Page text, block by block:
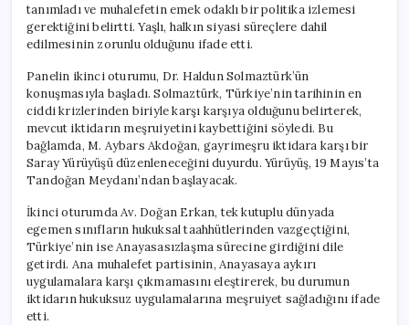
tanımladı ve muhalefetin emek odaklı bir politika izlemesi
gerektiğini belirtti. Yaşlı, halkın siyasi süreçlere dahil
edilmesinin zorunlu olduğunu ifade etti.
Panelin ikinci oturumu, Dr. Haldun Solmaztürk’ün
konuşmasıyla başladı. Solmaztürk, Türkiye’nin tarihinin en
ciddi krizlerinden biriyle karşı karşıya olduğunu belirterek,
mevcut iktidarın meşruiyetini kaybettiğini söyledi. Bu
bağlamda, M. Aybars Akdoğan, gayrimeşru iktidara karşı bir
Saray Yürüyüşü düzenleneceğini duyurdu. Yürüyüş, 19 Mayıs’ta
Tandoğan Meydanı’ndan başlayacak.
İkinci oturumda Av. Doğan Erkan, tek kutuplu dünyada
egemen sınıfların hukuksal taahhütlerinden vazgeçtiğini,
Türkiye’nin ise Anayasasızlaşma sürecine girdiğini dile
getirdi. Ana muhalefet partisinin, Anayasaya aykırı
uygulamalara karşı çıkmamasını eleştirerek, bu durumun
iktidarın hukuksuz uygulamalarına meşruiyet sağladığını ifade
etti.